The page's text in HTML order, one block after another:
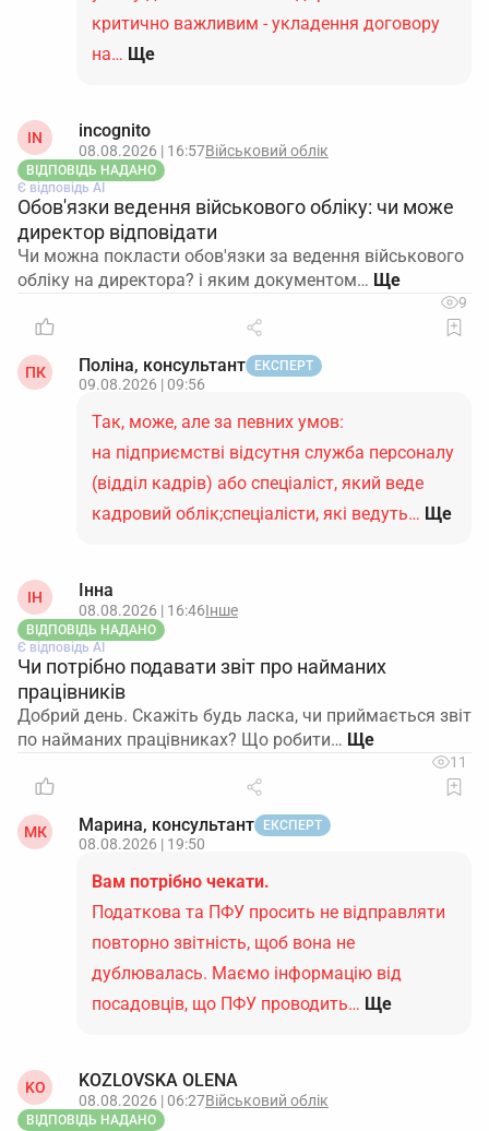
критично важливим - укладення договору
на… Ще
IN incognito
08.08.2026 | 16:57Військовий облік
ВІДПОВІДЬ НАДАНО
Є відповідь АІ
Обов'язки ведення військового обліку: чи може
директор відповідати
Чи можна покласти обов'язки за ведення військового
обліку на директора? і яким документом…
9
ПК Поліна, консультант ЕКСПЕРТ
09.08.2026 | 09:56
Так, може, але за певних умов:
на підприємстві відсутня служба персоналу
(відділ кадрів) або спеціаліст, який веде
кадровий облік;спеціалісти, які ведуть… Ще
ІН Інна
08.08.2026 | 16:46Інше
ВІДПОВІДЬ НАДАНО
Є відповідь АІ
Чи потрібно подавати звіт про найманих
працівників
Добрий день. Скажіть будь ласка, чи приймається звіт
по найманих працівниках? Що робити…
11
МК Марина, консультант ЕКСПЕРТ
08.08.2026 | 19:50
Вам потрібно чекати.
Податкова та ПФУ просить не відправляти
повторно звітність, щоб вона не
дублювалась. Маємо інформацію від
посадовців, що ПФУ проводить… Ще
KO KOZLOVSKA OLENA
08.08.2026 | 06:27Військовий облік
ВІДПОВІДЬ НАДАНО